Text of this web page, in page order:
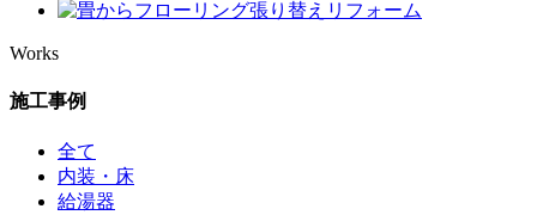
Works
施工事例
全て
内装・床
給湯器